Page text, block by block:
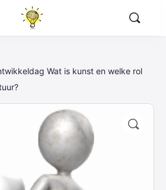
Wat is kunst en welke rol